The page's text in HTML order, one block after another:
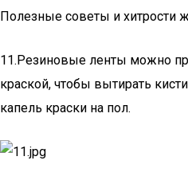
Полезные советы и хитрости
11.Резиновые ленты можно
краской, чтобы вытирать
капель краски на пол.